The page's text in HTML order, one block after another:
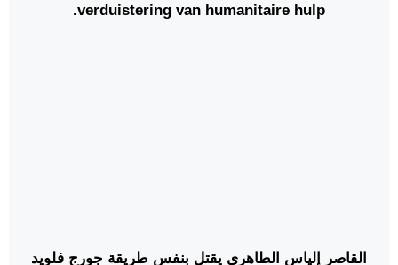
verduistering van humanitaire hulp.
القاصر إلياس الطاهري يقتل بنفس طريقة جورج فلويد